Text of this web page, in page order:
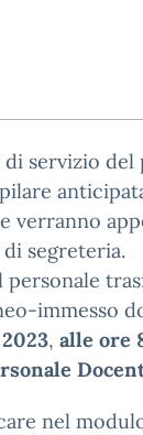
servizio del
verranno
segreteria.
personale
immesso
, alle ore
nel